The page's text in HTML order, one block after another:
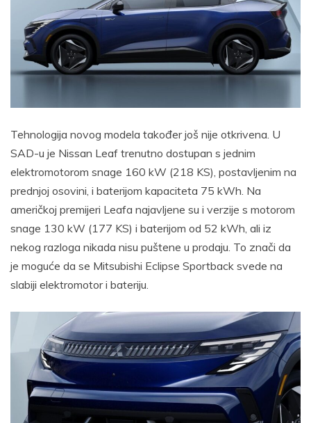
Tehnologija novog modela također još nije otkrivena. U
SAD-u je Nissan Leaf trenutno dostupan s jednim
elektromotorom snage 160 kW (218 KS), postavljenim na
prednjoj osovini, i baterijom kapaciteta 75 kWh. Na
američkoj premijeri Leafa najavljene su i verzije s motorom
snage 130 kW (177 KS) i baterijom od 52 kWh, ali iz
nekog razloga nikada nisu puštene u prodaju. To znači da
je moguće da se Mitsubishi Eclipse Sportback svede na
slabiji elektromotor i bateriju.